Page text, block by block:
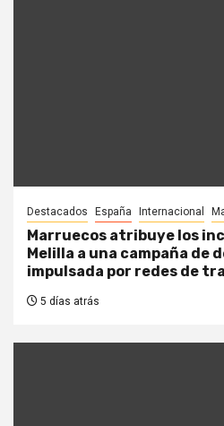
Destacados España Internacional
Marruecos atribuye los
Melilla a una campaña de
impulsada por redes de
5 días atrás